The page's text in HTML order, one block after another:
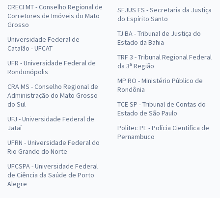
CRECI MT - Conselho Regional de
Corretores de Imóveis do Mato
Grosso
Universidade Federal de
Catalão - UFCAT
UFR - Universidade Federal de
Rondonópolis
CRA MS - Conselho Regional de
Administração do Mato Grosso
do Sul
UFJ - Universidade Federal de
Jataí
UFRN - Universidade Federal do
Rio Grande do Norte
UFCSPA - Universidade Federal
de Ciência da Saúde de Porto
Alegre
SEJUS ES - Secretaria da Justiça
do Espírito Santo
TJ BA - Tribunal de Justiça do
Estado da Bahia
TRF 3 - Tribunal Regional Federal
da 3ª Região
MP RO - Ministério Público de
Rondônia
TCE SP - Tribunal de Contas do
Estado de São Paulo
Politec PE - Polícia Científica de
Pernambuco